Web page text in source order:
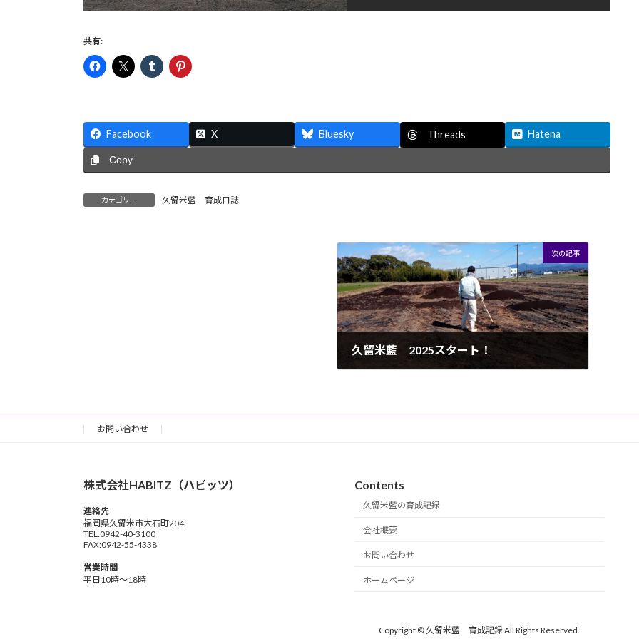
共有:
Facebook X Bluesky Threads Hatena
Copy
カテゴリー 久留米藍 育成日誌
次の記事
久留米藍 2025スタート！
お問い合わせ
株式会社HABITZ（ハビッツ）
連絡先
福岡県久留米市大石町204
TEL:0942-40-3100
FAX:0942-55-4338
営業時間
平日10時～18時
Contents
久留米藍の育成記録
会社概要
お問い合わせ
ホームページ
Copyright © 久留米藍 育成記録 All Rights Reserved.